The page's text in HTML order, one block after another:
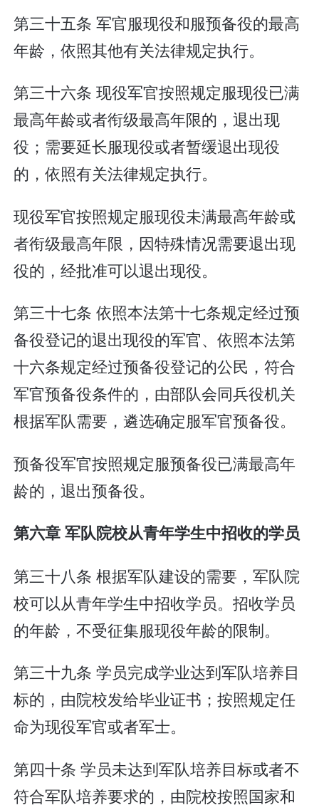
第三十五条 军官服现役和服预备役的最高
年龄，依照其他有关法律规定执行。
第三十六条 现役军官按照规定服现役已满
最高年龄或者衔级最高年限的，退出现
役；需要延长服现役或者暂缓退出现役
的，依照有关法律规定执行。
现役军官按照规定服现役未满最高年龄或
者衔级最高年限，因特殊情况需要退出现
役的，经批准可以退出现役。
第三十七条 依照本法第十七条规定经过预
备役登记的退出现役的军官、依照本法第
十六条规定经过预备役登记的公民，符合
军官预备役条件的，由部队会同兵役机关
根据军队需要，遴选确定服军官预备役。
预备役军官按照规定服预备役已满最高年
龄的，退出预备役。
第六章 军队院校从青年学生中招收的学员
第三十八条 根据军队建设的需要，军队院
校可以从青年学生中招收学员。招收学员
的年龄，不受征集服现役年龄的限制。
第三十九条 学员完成学业达到军队培养目
标的，由院校发给毕业证书；按照规定任
命为现役军官或者军士。
第四十条 学员未达到军队培养目标或者不
符合军队培养要求的，由院校按照国家和